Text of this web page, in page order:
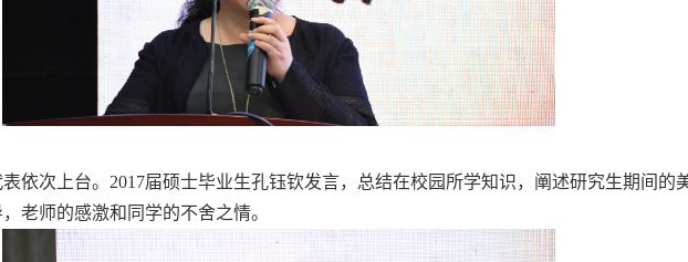
依次上台。2017届硕士毕业生孔钰钦发言，总结在校园所学知识，阐述研究生期间的
老师的感激和同学的不舍之情。